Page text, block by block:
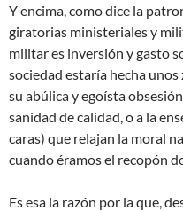
Y encima, como dice la
giratorias ministeriales y
militar es inversión y gasto
sociedad estaría hecha
su abúlica y egoísta
sanidad de calidad, o a la
caras) que relajan la moral
cuando éramos el recopón
Es esa la razón por la que,